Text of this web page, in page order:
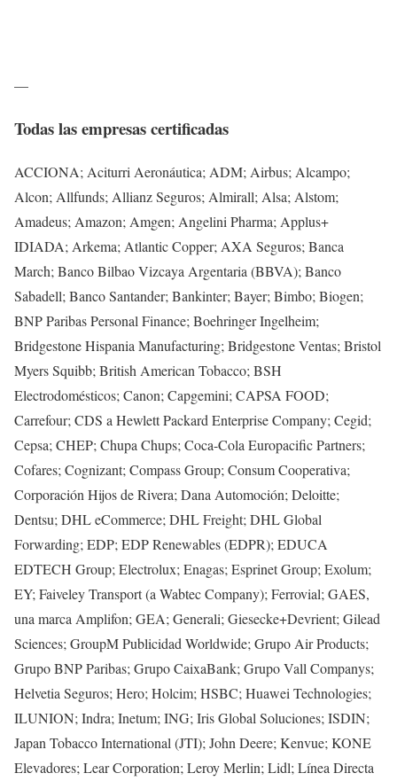
—
Todas las empresas certificadas
ACCIONA; Aciturri Aeronáutica; ADM; Airbus; Alcampo;
Alcon; Allfunds; Allianz Seguros; Almirall; Alsa; Alstom;
Amadeus; Amazon; Amgen; Angelini Pharma; Applus+
IDIADA; Arkema; Atlantic Copper; AXA Seguros; Banca
March; Banco Bilbao Vizcaya Argentaria (BBVA); Banco
Sabadell; Banco Santander; Bankinter; Bayer; Bimbo; Biogen;
BNP Paribas Personal Finance; Boehringer Ingelheim;
Bridgestone Hispania Manufacturing; Bridgestone Ventas; Bristol
Myers Squibb; British American Tobacco; BSH
Electrodomésticos; Canon; Capgemini; CAPSA FOOD;
Carrefour; CDS a Hewlett Packard Enterprise Company; Cegid;
Cepsa; CHEP; Chupa Chups; Coca-Cola Europacific Partners;
Cofares; Cognizant; Compass Group; Consum Cooperativa;
Corporación Hijos de Rivera; Dana Automoción; Deloitte;
Dentsu; DHL eCommerce; DHL Freight; DHL Global
Forwarding; EDP; EDP Renewables (EDPR); EDUCA
EDTECH Group; Electrolux; Enagas; Esprinet Group; Exolum;
EY; Faiveley Transport (a Wabtec Company); Ferrovial; GAES,
una marca Amplifon; GEA; Generali; Giesecke+Devrient; Gilead
Sciences; GroupM Publicidad Worldwide; Grupo Air Products;
Grupo BNP Paribas; Grupo CaixaBank; Grupo Vall Companys;
Helvetia Seguros; Hero; Holcim; HSBC; Huawei Technologies;
ILUNION; Indra; Inetum; ING; Iris Global Soluciones; ISDIN;
Japan Tobacco International (JTI); John Deere; Kenvue; KONE
Elevadores; Lear Corporation; Leroy Merlin; Lidl; Línea Directa